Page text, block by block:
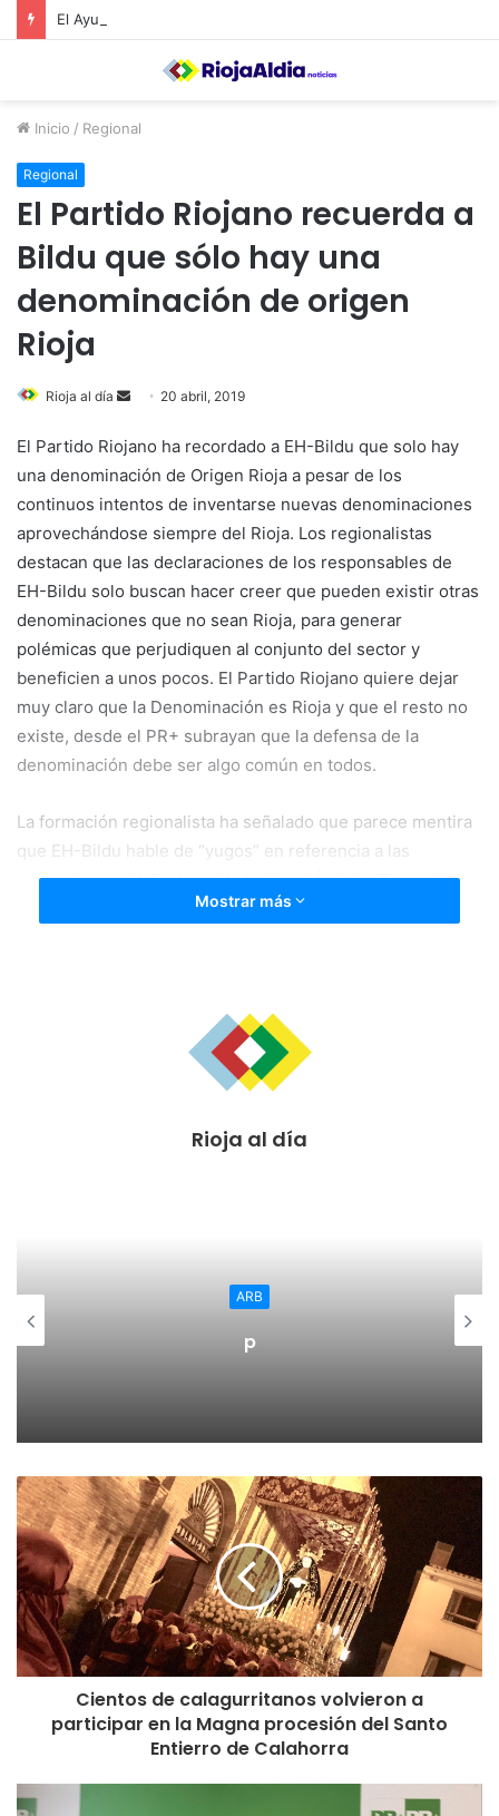
Inicio / Regional
Regional
El Partido Riojano recuerda a
Bildu que sólo hay una
denominación de origen
Rioja
Rioja al día
n
d
a
n
e
m
20 abril, 2019
El Partido Riojano ha recordado a EH-Bildu que solo hay
una denominación de Origen Rioja a pesar de los
continuos intentos de inventarse nuevas denominaciones
aprovechándose siempre del Rioja. Los regionalistas
destacan que las declaraciones de los responsables de
EH-Bildu solo buscan hacer creer que pueden existir otras
denominaciones que no sean Rioja, para generar
polémicas que perjudiquen al conjunto del sector y
beneficien a unos pocos. El Partido Riojano quiere dejar
muy claro que la Denominación es Rioja y que el resto no
existe, desde el PR+ subrayan que la defensa de la
denominación debe ser algo común en todos.
La formación regionalista ha señalado que parece mentira
que EH-Bildu hable de “yugos” en referencia a las
declaraciones del cabeza de lista por Álava al Congreso,
Ruiz de Pinedo, donde afirmaba que “Rioja Alavesa no
Comunidad Autónoma está siendo continuamente
marginada en infraestructuras e inversiones claves que
acaban en el País Vasco, como ha sucedido con la
millonarias en el corredor ferroviario que conecta las tres
Origen Rioja, frente a los que cambian de opinión en
función de sus intereses electorales”. Julio Revuelta ha
pedido “al PP, PSOE y Cs que se sitúen en la defensa de
por los caprichos y ensoñaciones de algunos”.
Mostrar más
Rioja al día
ARB
p
Cientos de calagurritanos volvieron a
participar en la Magna procesión del Santo
Entierro de Calahorra